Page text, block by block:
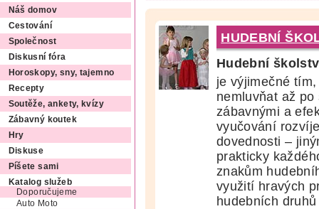
Náš domov
Cestování
Společnost
Diskusní fóra
Horoskopy, sny, tajemno
Recepty
Soutěže, ankety, kvízy
Zábavný koutek
Hry
Diskuse
Píšete sami
Katalog služeb
Doporučujeme
Auto Moto
HUDEBNÍ
Hudební
je výjimečné
nemluvňat až
zábavnými a
vyučování
dovednosti –
prakticky
znakům
využití hravých
hudebních